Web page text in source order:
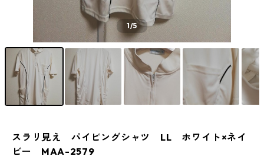
1/5
スラリ見え パイピングシャツ LL ホワイト×ネイ
ビー MAA-2579